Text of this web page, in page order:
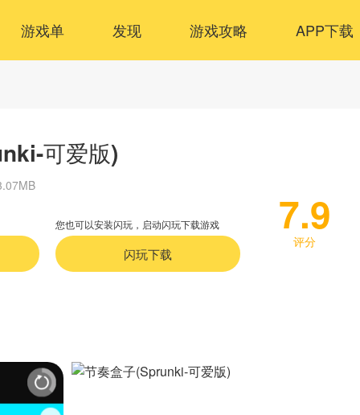
游戏单 发现 游戏攻略 APP下载
可爱版)
您也可以安装闪玩，启动闪玩下载游戏
闪玩下载
7.9
评分